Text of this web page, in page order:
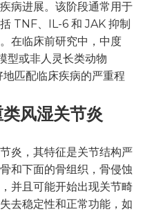
病进展。该阶段通常用于
TNF、IL-6 和 JAK 抑制
在临床前研究中，中度
型或非人灵长类动物
匹配临床疾病的严重程
风湿关节炎
炎，其特征是关节结构严
和下面的骨组织，骨侵蚀
并且可能开始出现关节畸
去稳定性和正常功能，如